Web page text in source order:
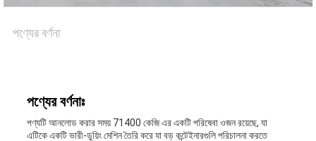
পণ্যের বর্ণনা
পণ্যের বর্ণনাঃ
পণ্যটি আনলোড করার সময় 71400 কেজি এর একটি পরিষেবা ওজন রয়েছে, যা
এটিকে একটি ভারী-ডুয়িং মেশিন তৈরি করে যা বড় কন্টেইনারগুলি পরিচালনা করতে